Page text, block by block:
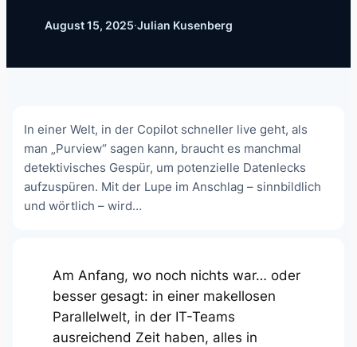
August 15, 2025·Julian Kusenberg
In einer Welt, in der Copilot schneller live geht, als
man „Purview“ sagen kann, braucht es manchmal
detektivisches Gespür, um potenzielle Datenlecks
aufzuspüren. Mit der Lupe im Anschlag – sinnbildlich
und wörtlich – wird…
Am Anfang, wo noch nichts war… oder
besser gesagt: in einer makellosen
Parallelwelt, in der IT-Teams
ausreichend Zeit haben, alles in